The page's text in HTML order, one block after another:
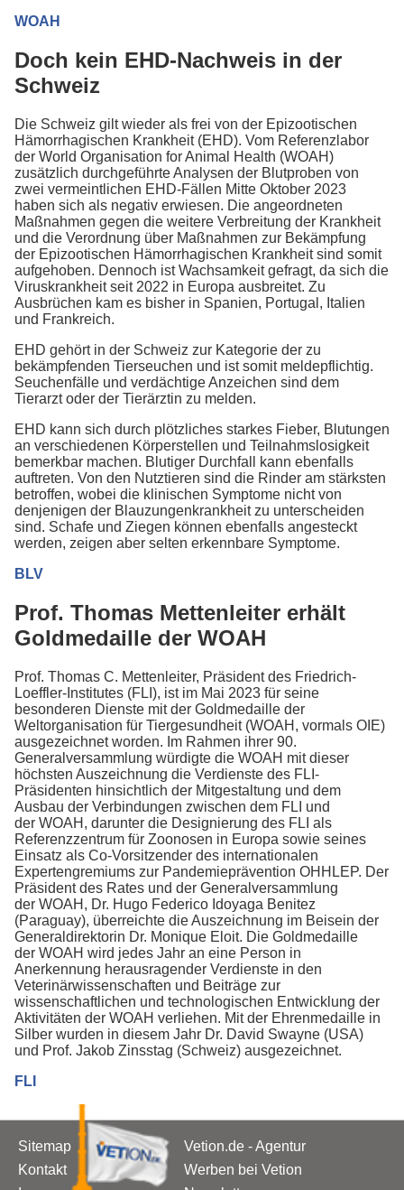
WOAH
Doch kein EHD-Nachweis in der
Schweiz
Die Schweiz gilt wieder als frei von der Epizootischen
Hämorrhagischen Krankheit (EHD). Vom Referenzlabor
der World Organisation for Animal Health (WOAH)
zusätzlich durchgeführte Analysen der Blutproben von
zwei vermeintlichen EHD-Fällen Mitte Oktober 2023
haben sich als negativ erwiesen. Die angeordneten
Maßnahmen gegen die weitere Verbreitung der Krankheit
und die Verordnung über Maßnahmen zur Bekämpfung
der Epizootischen Hämorrhagischen Krankheit sind somit
aufgehoben. Dennoch ist Wachsamkeit gefragt, da sich die
Viruskrankheit seit 2022 in Europa ausbreitet. Zu
Ausbrüchen kam es bisher in Spanien, Portugal, Italien
und Frankreich.
EHD gehört in der Schweiz zur Kategorie der zu
bekämpfenden Tierseuchen und ist somit meldepflichtig.
Seuchenfälle und verdächtige Anzeichen sind dem
Tierarzt oder der Tierärztin zu melden.
EHD kann sich durch plötzliches starkes Fieber, Blutungen
an verschiedenen Körperstellen und Teilnahmslosigkeit
bemerkbar machen. Blutiger Durchfall kann ebenfalls
auftreten. Von den Nutztieren sind die Rinder am stärksten
betroffen, wobei die klinischen Symptome nicht von
denjenigen der Blauzungenkrankheit zu unterscheiden
sind. Schafe und Ziegen können ebenfalls angesteckt
werden, zeigen aber selten erkennbare Symptome.
BLV
Prof. Thomas Mettenleiter erhält
Goldmedaille der WOAH
Prof. Thomas C. Mettenleiter, Präsident des Friedrich-
Loeffler-Institutes (FLI), ist im Mai 2023 für seine
besonderen Dienste mit der Goldmedaille der
Weltorganisation für Tiergesundheit (WOAH, vormals OIE)
ausgezeichnet worden. Im Rahmen ihrer 90.
Generalversammlung würdigte die WOAH mit dieser
höchsten Auszeichnung die Verdienste des FLI-
Präsidenten hinsichtlich der Mitgestaltung und dem
Ausbau der Verbindungen zwischen dem FLI und
der WOAH, darunter die Designierung des FLI als
Referenzzentrum für Zoonosen in Europa sowie seines
Einsatz als Co-Vorsitzender des internationalen
Expertengremiums zur Pandemieprävention OHHLEP. Der
Präsident des Rates und der Generalversammlung
der WOAH, Dr. Hugo Federico Idoyaga Benitez
(Paraguay), überreichte die Auszeichnung im Beisein der
Generaldirektorin Dr. Monique Eloit. Die Goldmedaille
der WOAH wird jedes Jahr an eine Person in
Anerkennung herausragender Verdienste in den
Veterinärwissenschaften und Beiträge zur
wissenschaftlichen und technologischen Entwicklung der
Aktivitäten der WOAH verliehen. Mit der Ehrenmedaille in
Silber wurden in diesem Jahr Dr. David Swayne (USA)
und Prof. Jakob Zinsstag (Schweiz) ausgezeichnet.
FLI
Sitemap
Kontakt
Vetion.de - Agentur
Werben bei Vetion